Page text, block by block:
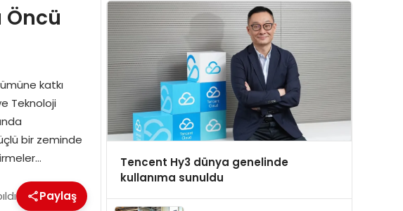
katkı
Teknoloji
bir zeminde
Paylaş
Tencent Hy3 dünya genelinde
kullanıma sunuldu